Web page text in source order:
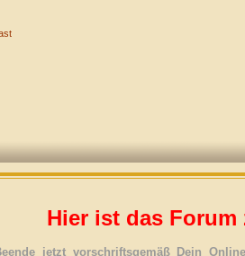
Hier ist das Forum
jetzt vorschriftsgemäß Dein